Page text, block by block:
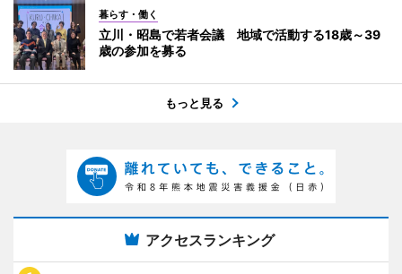
暮らす・働く
立川・昭島で若者会議 地域で活動する18歳～39
歳の参加を募る
もっと見る
アクセスランキング